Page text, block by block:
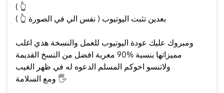
👆
)
بعدين تثبت اليوتيوب ( نفس الي في الصورة 👆
ومبروك عليك عودة اليوتيوب للعمل والنسخة هذي اغلب
🖐